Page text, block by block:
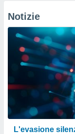
Notizie
L'evasione